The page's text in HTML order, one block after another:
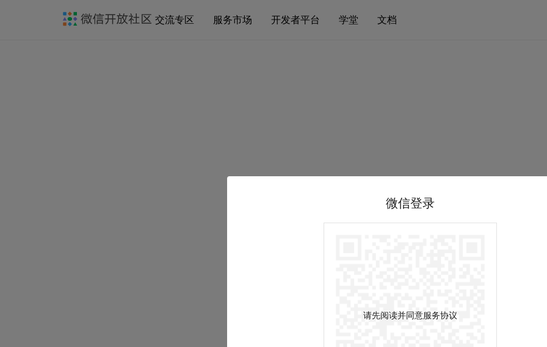
交流专区 服务市场 开发者平台 学堂 文档
微信登录
请先阅读并同意服务协议